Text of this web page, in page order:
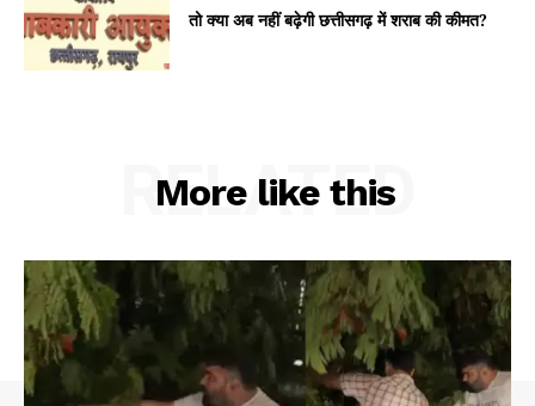
तो क्या अब नहीं बढ़ेगी छत्तीसगढ़ में शराब की कीमत?
More like this
RELATED